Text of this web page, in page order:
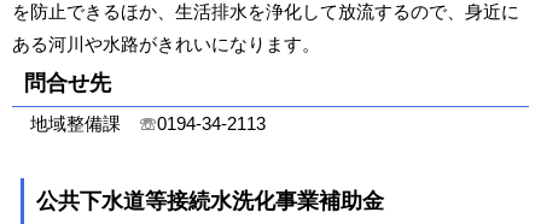
を防止できるほか、生活排水を浄化して放流するので、身近に
ある河川や水路がきれいになります。
問合せ先
地域整備課 ☏0194-34-2113
公共下水道等接続水洗化事業補助金